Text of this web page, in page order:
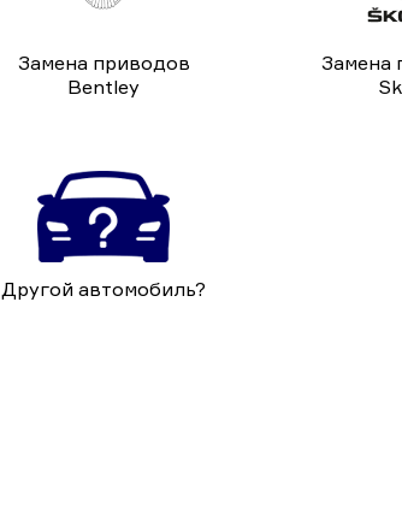
Замена приводов
Bentley
Замена
Другой автомобиль?